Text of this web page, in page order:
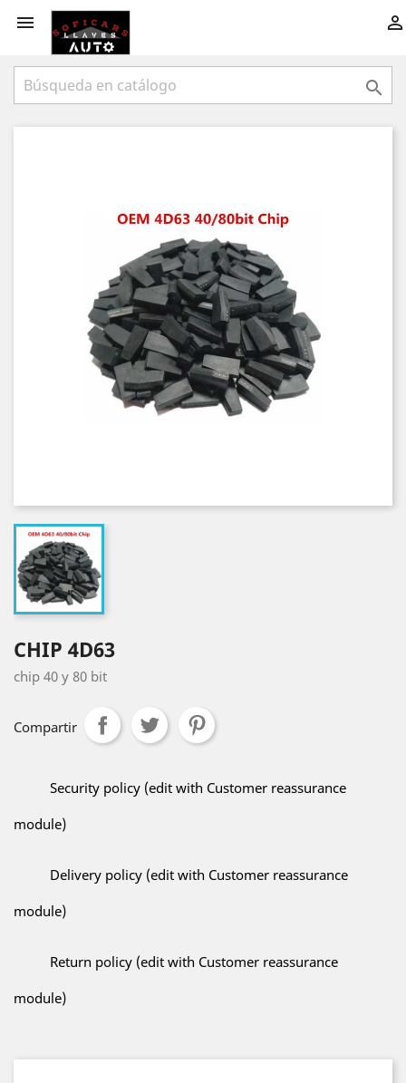
 

CHIP 4D63
chip 40 y 80 bit
Compartir
Security policy (edit with Customer reassurance
module)
Delivery policy (edit with Customer reassurance
module)
Return policy (edit with Customer reassurance
module)